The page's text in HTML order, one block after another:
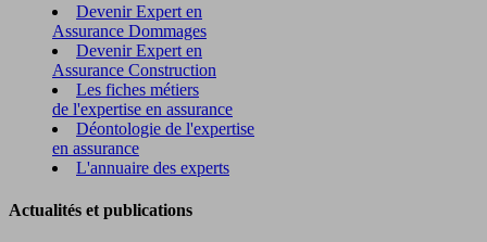
Devenir Expert en
Assurance Dommages
Devenir Expert en
Assurance Construction
Les fiches métiers
de l'expertise en assurance
Déontologie de l'expertise
en assurance
L'annuaire des experts
Actualités et publications